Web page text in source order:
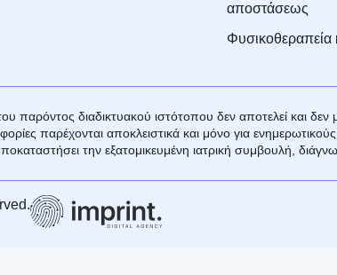
αποστάσεως
Φυσικοθεραπεία
παρόντος διαδικτυακού ιστότοπου δεν αποτελεί και
παρέχονται αποκλειστικά και μόνο για
την εξατομικευμένη ιατρική συμβουλή,